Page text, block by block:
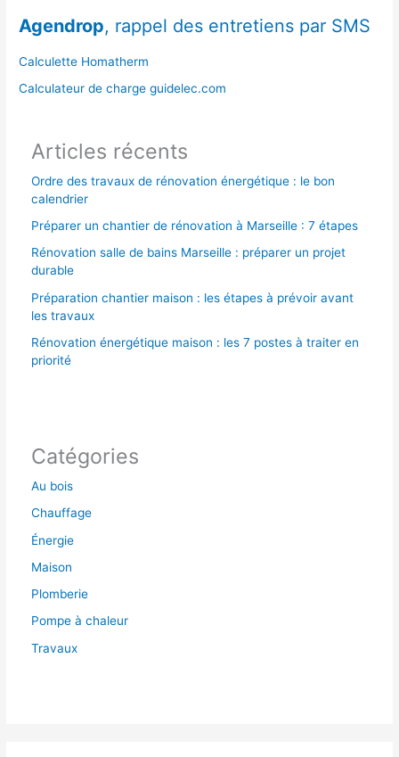
c
h
:
Agendrop, rappel des entretiens par SMS
Calculette Homatherm
Calculateur de charge guidelec.com
Articles récents
Ordre des travaux de rénovation énergétique : le bon
calendrier
Préparer un chantier de rénovation à Marseille : 7 étapes
Rénovation salle de bains Marseille : préparer un projet
durable
Préparation chantier maison : les étapes à prévoir avant
les travaux
Rénovation énergétique maison : les 7 postes à traiter en
priorité
Catégories
Au bois
Chauffage
Énergie
Maison
Plomberie
Pompe à chaleur
Travaux